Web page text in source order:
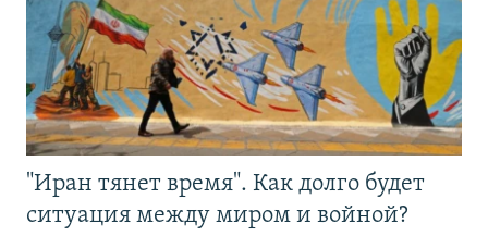
"Иран тянет время". Как долго будет
ситуация между миром и войной?